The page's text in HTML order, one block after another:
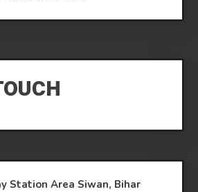
Station Area Siwan, Bihar